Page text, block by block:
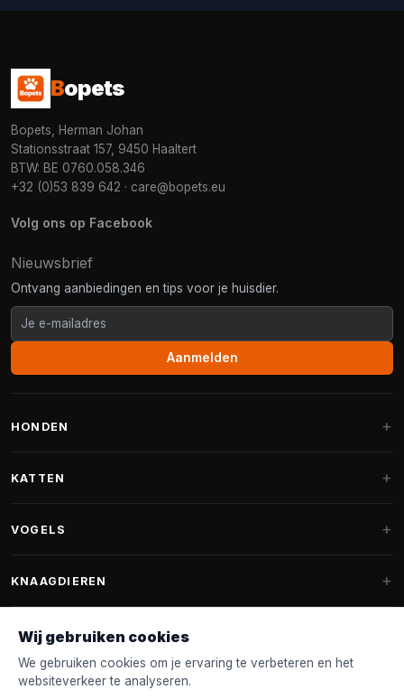
Bopets
Bopets, Herman Johan
Stationsstraat 157, 9450 Haaltert
BTW: BE 0760.058.346
+32 (0)53 839 642 · care@bopets.eu
Volg ons op Facebook
Nieuwsbrief
Ontvang aanbiedingen en tips voor je huisdier.
Aanmelden
HONDEN
Fantail hondenmanden
Hondenspeelgoed
Halsband & Lijn
KATTEN
Krabpalen voor Maine Coon
Kattenmanden
VOGELS
Vogelvoer binnenvogels
Voederhuisjes
Nestkastjes & Nesting
KNAAGDIEREN
Knaagdierenvoer
Accessoires
Wij gebruiken cookies
We gebruiken cookies om je ervaring te verbeteren en het
websiteverkeer te analyseren.